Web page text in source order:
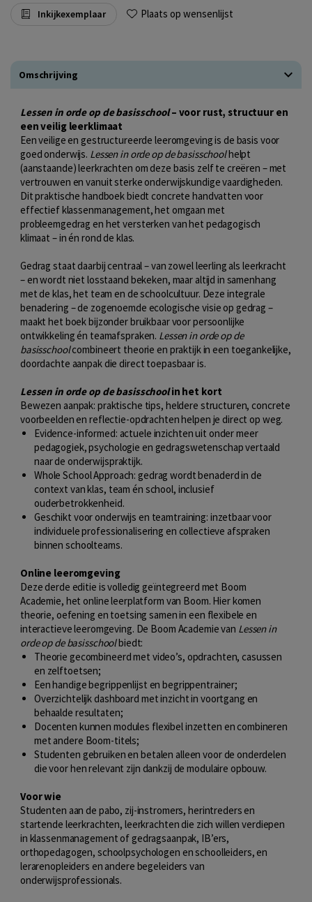
Inkijkexemplaar Plaats op wensenlijst
Omschrijving
Lessen in orde op de basisschool– voor rust, structuur en
een veilig leerklimaat
Een veilige en gestructureerde leeromgeving is de basis voor
goed onderwijs. Lessen in orde op de basisschoolhelpt
(aanstaande) leerkrachten om deze basis zelf te creëren – met
vertrouwen en vanuit sterke onderwijskundige vaardigheden.
Dit praktische handboek biedt concrete handvatten voor
effectief klassenmanagement, het omgaan met
probleemgedrag en het versterken van het pedagogisch
klimaat – in én rond de klas.
Gedrag staat daarbij centraal – van zowel leerling als leerkracht
– en wordt niet losstaand bekeken, maar altijd in samenhang
met de klas, het team en de schoolcultuur. Deze integrale
benadering – de zogenoemde ecologische visie op gedrag –
maakt het boek bijzonder bruikbaar voor persoonlijke
ontwikkeling én teamafspraken. Lessen in orde op de
basisschoolcombineert theorie en praktijk in een toegankelijke,
doordachte aanpak die direct toepasbaar is.
Lessen in orde op de basisschoolin het kort
Bewezen aanpak: praktische tips, heldere structuren, concrete
voorbeelden en reflectie-opdrachten helpen je direct op weg.
Evidence-informed: actuele inzichten uit onder meer
pedagogiek, psychologie en gedragswetenschap vertaald
naar de onderwijspraktijk.
Whole School Approach: gedrag wordt benaderd in de
context van klas, team én school, inclusief
ouderbetrokkenheid.
Geschikt voor onderwijs en teamtraining: inzetbaar voor
individuele professionalisering en collectieve afspraken
binnen schoolteams.
Online leeromgeving
Deze derde editie is volledig geïntegreerd met Boom
Academie, het online leerplatform van Boom. Hier komen
theorie, oefening en toetsing samen in een flexibele en
interactieve leeromgeving. De Boom Academie van Lessen in
orde op de basisschoolbiedt:
Theorie gecombineerd met video’s, opdrachten, casussen
en zelftoetsen;
Een handige begrippenlijst en begrippentrainer;
Overzichtelijk dashboard met inzicht in voortgang en
behaalde resultaten;
Docenten kunnen modules flexibel inzetten en combineren
met andere Boom-titels;
Studenten gebruiken en betalen alleen voor de onderdelen
die voor hen relevant zijn dankzij de modulaire opbouw.
Voor wie
Studenten aan de pabo, zij-instromers, herintreders en
startende leerkrachten, leerkrachten die zich willen verdiepen
in klassenmanagement of gedragsaanpak, IB’ers,
orthopedagogen, schoolpsychologen en schoolleiders, en
lerarenopleiders en andere begeleiders van
onderwijsprofessionals.